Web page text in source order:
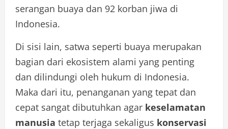
serangan buaya dan 92 korban jiwa di
Indonesia.
Di sisi lain, satwa seperti buaya merupakan
bagian dari ekosistem alami yang penting
dan dilindungi oleh hukum di Indonesia.
Maka dari itu, penanganan yang tepat dan
cepat sangat dibutuhkan agar keselamatan
manusia tetap terjaga sekaligus konservasi